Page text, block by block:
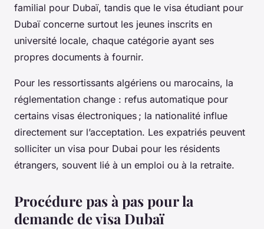
familial pour Dubaï, tandis que le visa étudiant pour
Dubaï concerne surtout les jeunes inscrits en
université locale, chaque catégorie ayant ses
propres documents à fournir.
Pour les ressortissants algériens ou marocains, la
réglementation change : refus automatique pour
certains visas électroniques ; la nationalité influe
directement sur l’acceptation. Les expatriés peuvent
solliciter un visa pour Dubai pour les résidents
étrangers, souvent lié à un emploi ou à la retraite.
Procédure pas à pas pour la
demande de visa Dubaï